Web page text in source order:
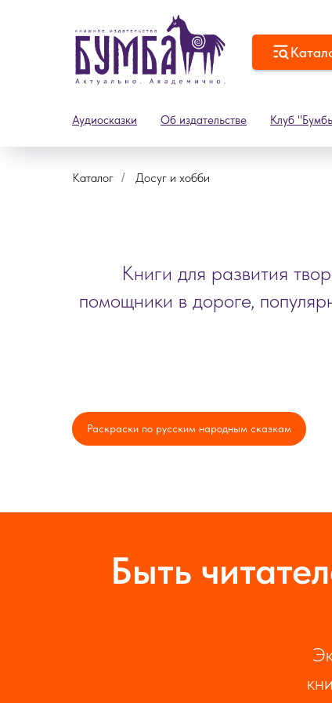
Аудиосказки Об издательстве Клуб
Каталог / Досуг и хобби
Книги для развития
помощники в дороге,
Раскраски по русским народным сказкам
Быть